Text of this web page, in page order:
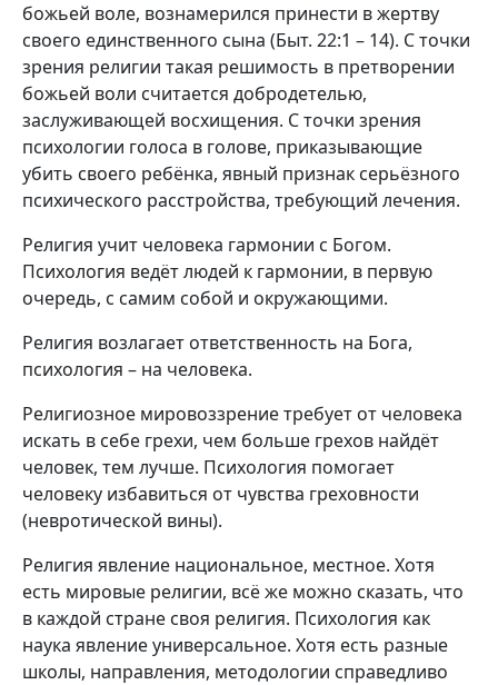
божьей воле, вознамерился принести в жертву
своего единственного сына (Быт. 22:1 – 14). С точки
зрения религии такая решимость в претворении
божьей воли считается добродетелью,
заслуживающей восхищения. С точки зрения
психологии голоса в голове, приказывающие
убить своего ребёнка, явный признак серьёзного
психического расстройства, требующий лечения.
Религия учит человека гармонии с Богом.
Психология ведёт людей к гармонии, в первую
очередь, с самим собой и окружающими.
Религия возлагает ответственность на Бога,
психология – на человека.
Религиозное мировоззрение требует от человека
искать в себе грехи, чем больше грехов найдёт
человек, тем лучше. Психология помогает
человеку избавиться от чувства греховности
(невротической вины).
Религия явление национальное, местное. Хотя
есть мировые религии, всё же можно сказать, что
в каждой стране своя религия. Психология как
наука явление универсальное. Хотя есть разные
школы, направления, методологии справедливо